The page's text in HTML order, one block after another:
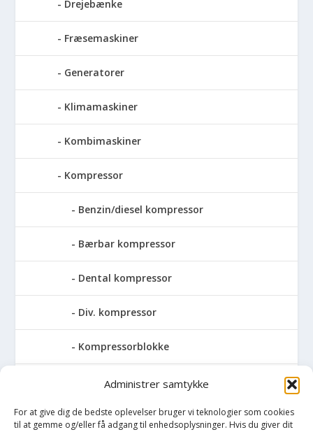
Administrer samtykke
For at give dig de bedste oplevelser bruger vi teknologier som cookies
til at gemme og/eller få adgang til enhedsoplysninger. Hvis du giver dit
Drejebænke
Fræsemaskiner
Generatorer
Klimamaskiner
Kombimaskiner
Kompressor
Benzin/diesel kompressor
Bærbar kompressor
Dental kompressor
Div. kompressor
Kompressorblokke
Skruekompressor
Pressemaskiner